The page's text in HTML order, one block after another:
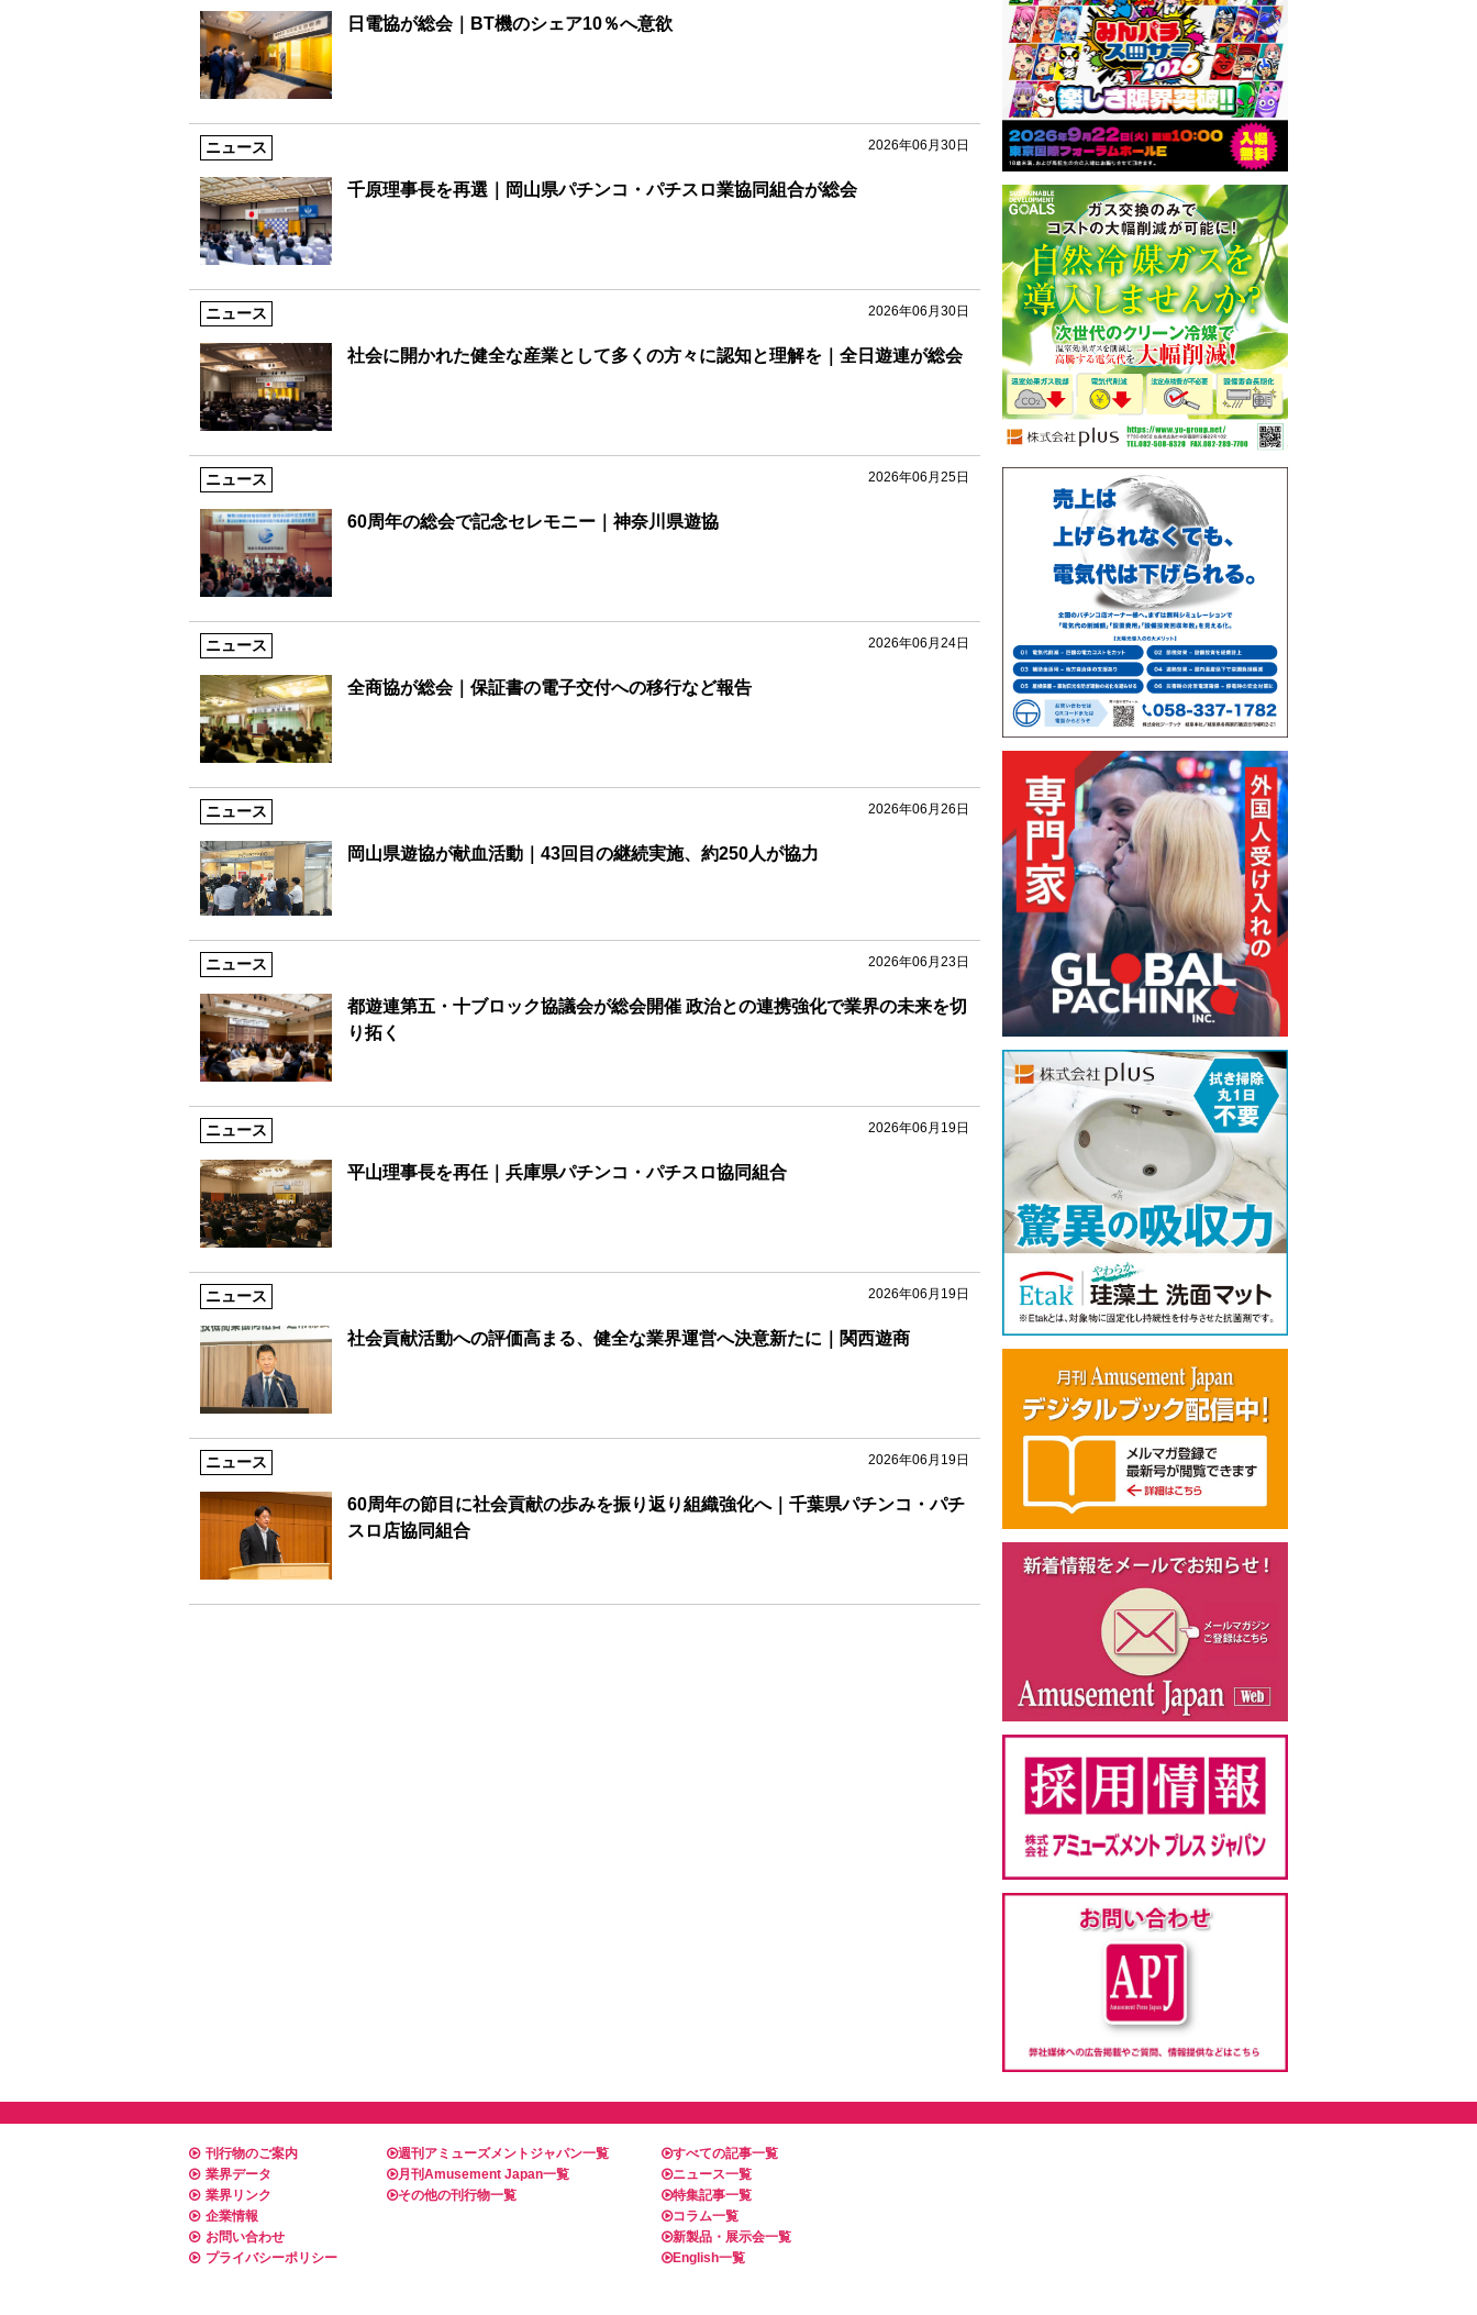
日電協が総会｜BT機のシェア10％へ意欲
2026年06月30日
ニュース
千原理事長を再選｜岡山県パチンコ・パチスロ業協同組合が総会
2026年06月30日
ニュース
社会に開かれた健全な産業として多くの方々に認知と理解を｜全日遊連が総会
2026年06月25日
ニュース
60周年の総会で記念セレモニー｜神奈川県遊協
2026年06月24日
ニュース
全商協が総会｜保証書の電子交付への移行など報告
2026年06月26日
ニュース
岡山県遊協が献血活動｜43回目の継続実施、約250人が協力
2026年06月23日
ニュース
都遊連第五・十ブロック協議会が総会開催 政治との連携強化で業界の未来を切
り拓く
2026年06月19日
ニュース
平山理事長を再任｜兵庫県パチンコ・パチスロ協同組合
2026年06月19日
ニュース
社会貢献活動への評価高まる、健全な業界運営へ決意新たに｜関西遊商
2026年06月19日
ニュース
60周年の節目に社会貢献の歩みを振り返り組織強化へ｜千葉県パチンコ・パチ
スロ店協同組合
刊行物のご案内
業界データ
業界リンク
企業情報
お問い合わせ
プライバシーポリシー
週刊アミューズメントジャパン一覧
月刊Amusement Japan一覧
その他の刊行物一覧
すべての記事一覧
ニュース一覧
特集記事一覧
コラム一覧
新製品・展示会一覧
English一覧